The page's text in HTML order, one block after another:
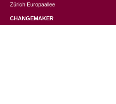
Zürich Europaallee
CHANGEMAKER